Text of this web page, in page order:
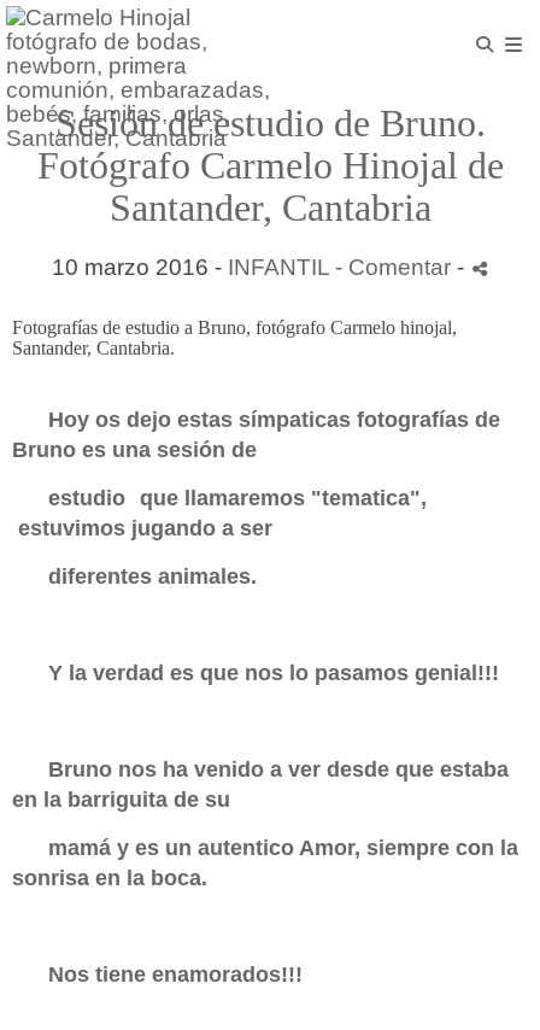
Sesión de estudio de Bruno.
Fotógrafo Carmelo Hinojal de
Santander, Cantabria
10 marzo 2016 - INFANTIL - Comentar -
Fotografías de estudio a Bruno, fotógrafo Carmelo hinojal,
Santander, Cantabria.
Hoy os dejo estas símpaticas fotografías de
Bruno es una sesión de
estudio que llamaremos "tematica",
estuvimos jugando a ser
diferentes animales.
Y la verdad es que nos lo pasamos genial!!!
Bruno nos ha venido a ver desde que estaba
en la barriguita de su
mamá y es un autentico Amor, siempre con la
sonrisa en la boca.
Nos tiene enamorados!!!